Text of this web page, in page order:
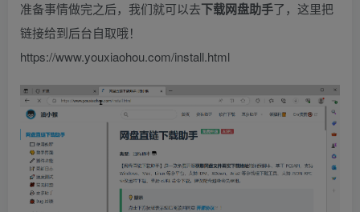
准备事情做完之后，我们就可以去下载网盘助手了，这里把
链接给到后台自取哦！
https://www.youxiaohou.com/install.html